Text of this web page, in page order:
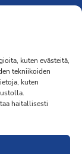
kuten evästeitä,
tekniikoiden
kuten
haitallisesti